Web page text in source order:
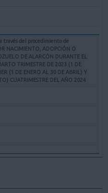
través del procedimiento de
NACIMIENTO, ADOPCIÓN O
DE ALARCÓN DURANTE EL
TRIMESTRE DE 2023 (1 DE
(1 DE ENERO AL 30 DE ABRIL) Y
CUATRIMESTRE DEL AÑO 2024